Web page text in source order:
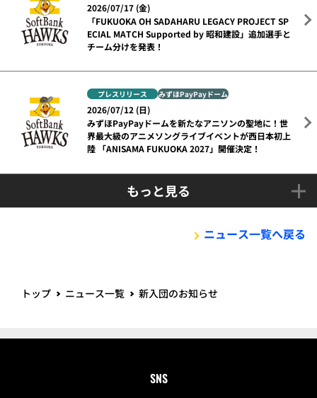
2026/07/17 (金)
「FUKUOKA OH SADAHARU LEGACY PROJECT SP
ECIAL MATCH Supported by 昭和建設」追加選手と
チーム分けを発表！
プレスリリース みずほPayPayドーム
2026/07/12 (日)
みずほPayPayドームを新たなアニソンの聖地に！世
界最大級のアニメソングライブイベントが西日本初上
陸 「ANISAMA FUKUOKA 2027」開催決定！
もっと見る
ニュース一覧へ戻る
トップ ニュース一覧 新入団のお知らせ
SNS